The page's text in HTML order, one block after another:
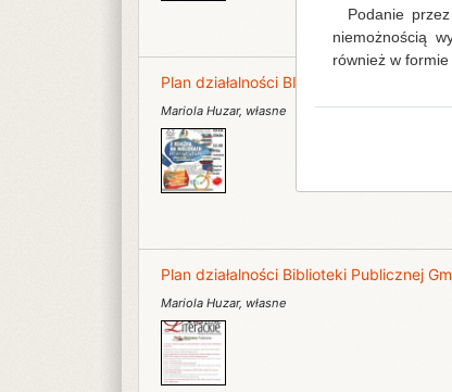
Plan działalności BIblioteki Publicznej
Mariola Huzar, własne
Plan działalności Biblioteki Publicznej
Mariola Huzar, własne
Podanie
niemożnością
również w